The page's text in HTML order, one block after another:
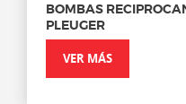
BOMBAS
PLEUGER
VER MÁS